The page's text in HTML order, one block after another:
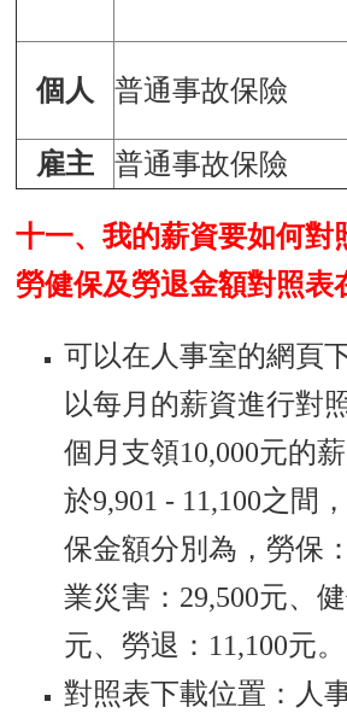
個人 普通事故保險
雇主 普通事故保險
十一、我的薪資要如何對
勞健保及勞退金額對照表
可以在人事室的網頁
以每月的薪資進行對
個月支領10,000元的
於9,901 - 11,100之間
保金額分別為，勞保
業災害：29,500元、
元、勞退：11,100元。
對照表下載位置：人